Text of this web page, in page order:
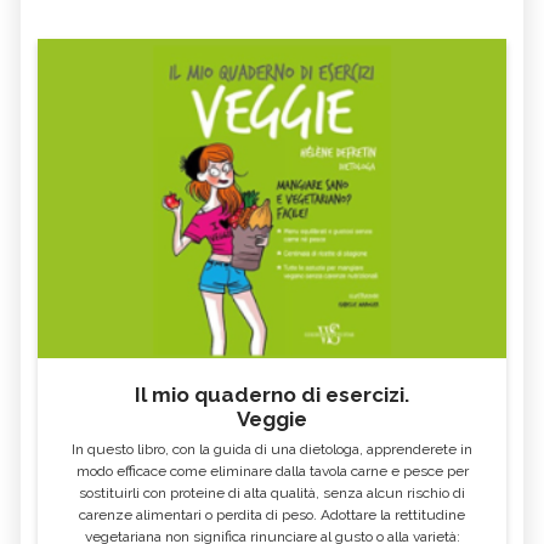
DIASTASI ADDOMINALE VIRUS RESPIRATORIO SINCIZIALE
DOPAMINA
METODI PER DORMIRE BENE
HELICOBACTER PYLORI
GONFIORE ADDOMINALE ACIDO IALURONICO
TERAPIA ORMONALE
SOSTITUTIVA
LUPUS
SCABBIA
DISPNEA INSOLAZIONE
VITILIGINE
SINUSITE CANDIDA
MONONUCLEOSI CANDIDA AURIS
Il mio quaderno di esercizi.
Veggie
In questo libro, con la guida di una dietologa, apprenderete in
modo efficace come eliminare dalla tavola carne e pesce per
sostituirli con proteine di alta qualità, senza alcun rischio di
carenze alimentari o perdita di peso. Adottare la rettitudine
vegetariana non significa rinunciare al gusto o alla varietà: